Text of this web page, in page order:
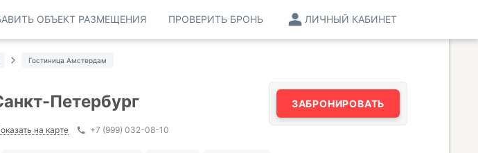
ЛИЧНЫЙ КАБИНЕТ
ПРОВЕРИТЬ БРОНЬ
ОБЪЕКТ РАЗМЕЩЕНИЯ
Гостиница Амстердам
Петербург
на карте +7 (999) 032-08-10
ЗАБРОНИРОВАТЬ